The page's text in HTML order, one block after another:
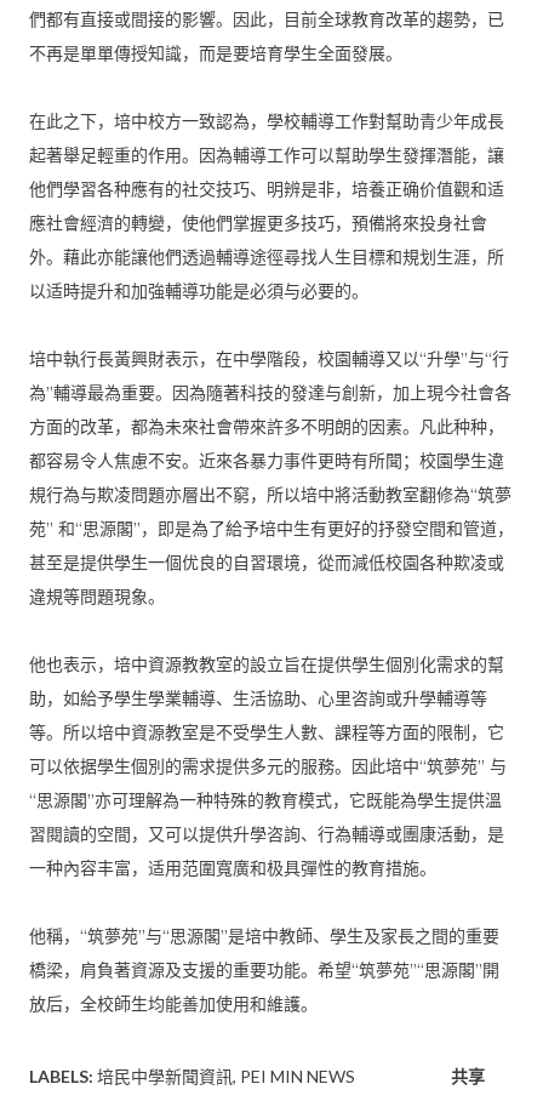
們都有直接或間接的影響。因此，
目前全球教育改革的趨勢，已
不再是單單傳授知識， 而是要培育學生全面發展。
在此之下，培中校方一致認為， 學校輔導工作對幫助青少年成長
起著舉足輕重的作用。
因為輔導工作可以幫助學生發揮潛能， 讓
他們學習各种應有的社交技巧、明辨是非， 培養正确价值觀和适
應社會經濟的轉變，使他們掌握更多技巧， 預備將來投身社會
外。 藉此亦能讓他們透過輔導途徑尋找人生目標和規划生涯， 所
以适時提升和加強輔導功能是必須与必要的。
培中執行長黃興財表示，在中學階段，校園輔導又以“升學”与“行
為”輔導最為重要。因為隨著科技的發達与創新， 加上現今社會各
方面的改革，都為未來社會帶來許多不明朗的因素。 凡此种种，
都容易令人焦慮不安。近來各暴力事件更時有所聞； 校園學生違
規行為与欺凌問題亦層出不窮， 所以培中將活動教室翻修為“筑夢
苑” 和“思源閣”，即是為了給予培中生有更好的抒發空間和管道，
甚至是提供學生一個优良的自習環境， 從而減低校園各种欺凌或
違規等問題現象。
他也表示，培中資源教教室的設立旨在提供學生個別化需求的幫
助， 如給予學生學業輔導、生活協助、心里咨詢或升學輔導等
等。 所以培中資源教室是不受學生人數、課程等方面的限制， 它
可以依据學生個別的需求提供多元的服務。因此培中“筑夢苑” 与
“思源閣”亦可理解為一种特殊的教育模式， 它既能為學生提供溫
習閱讀的空間，又可以提供升學咨詢、 行為輔導或團康活動，是
一种內容丰富， 适用范圍寬廣和极具彈性的教育措施。
他稱，“筑夢苑”与“思源閣”是培中教師、 學生及家長之間的重要
橋梁，肩負著資源及支援的重要功能。希望“筑夢苑”“思源閣”開
放后，全校師生均能善加使用和維護。
LABELS: 培民中學新聞資訊 PEI MIN NEWS 共享